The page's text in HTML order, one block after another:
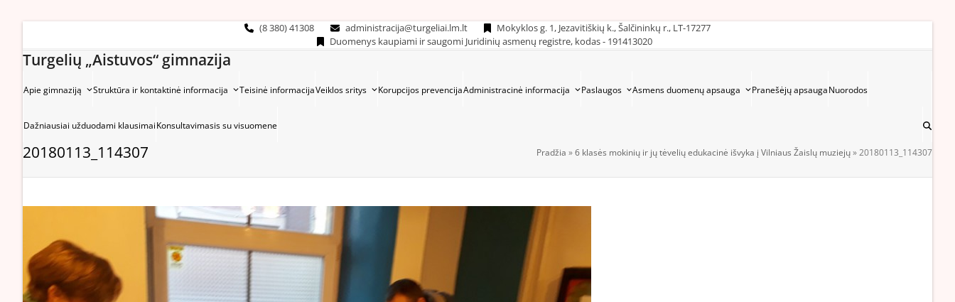
(8 380) 41308 administracija@turgeliai.lm.lt
Mokyklos g. 1, Jezavitiškių k., Šalčininkų r., LT-17277
Duomenys kaupiami ir saugomi Juridinių asmenų registre, kodas - 191413020
Turgelių „Aistuvos“ gimnazija
Apie gimnaziją Struktūra ir kontaktinė informacija Teisinė informacijaVeiklos sritys Korupcijos prevencijaAdministracinė informacija Paslaugos Asmens duomenų apsauga Pranešėjų apsaugaNuorodos
Dažniausiai užduodami klausimaiKonsultavimasis su visuomene
20180113_114307 Pradžia »6 klasės mokinių ir jų tėvelių edukacinė išvyka į Vilniaus Žaislų muziejų»20180113_114307